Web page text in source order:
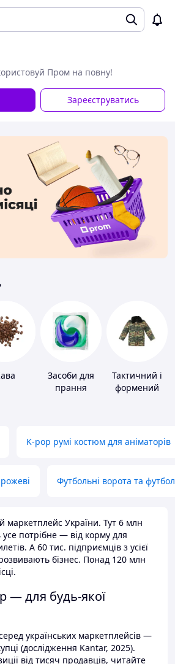
Пром на повну!
Зареєструватись
Засоби для
прання
Тактичний і
формений
K-pop румі костюм для аніматорів
Футбольні ворота та
України. Тут 6 млн
усе потрібне — від корму для
А 60 тис. підприємців з усієї
бізнес. Понад 120 млн
— для будь-якої
українських маркетплейсів —
(дослідження Kantar, 2025).
від тисяч продавців, читайте